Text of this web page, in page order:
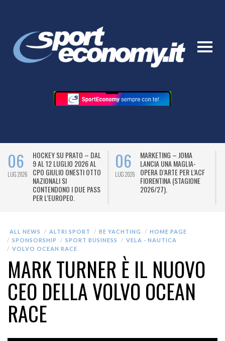
06
LUG 2026
HOCKEY SU PRATO – DAL
9 AL 12 LUGLIO 2026 AL
CPO GIULIO ONESTI OTTO
NAZIONALI SI
CONTENDONO I DUE PASS
PER L’EUROPEO.
06
LUG 2026
MARKETING – JOMA
LANCIA UNA MAGLIA-
OPERA D’ARTE PER L’ACF
FIORENTINA (STAGIONE
2026/27).
ALL NEWS ALTRI SPORT BE YACHTING
HOME PAGE
SPONSORSHIP
SPORT BUSINESS
VELA - NAUTICA
VOLVO OCEAN RACE
MARK TURNER È IL NUOVO
CEO DELLA VOLVO OCEAN
RACE